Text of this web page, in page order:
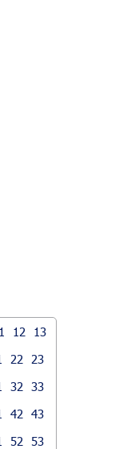
12
13
22
23
32
33
42
43
52
53